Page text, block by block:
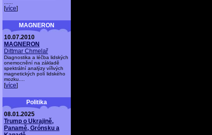
[více]
MAGNERON
10.07.2010
MAGNERON
Dittmar Chmelař
Diagnostika a léčba lidských
onemocnění na základě
spektrální analýzy vířivých
magnetických polí lidského
mozku....
[více]
Politika
08.01.2025
Trump o Ukrajině,
Panamě, Grónsku a